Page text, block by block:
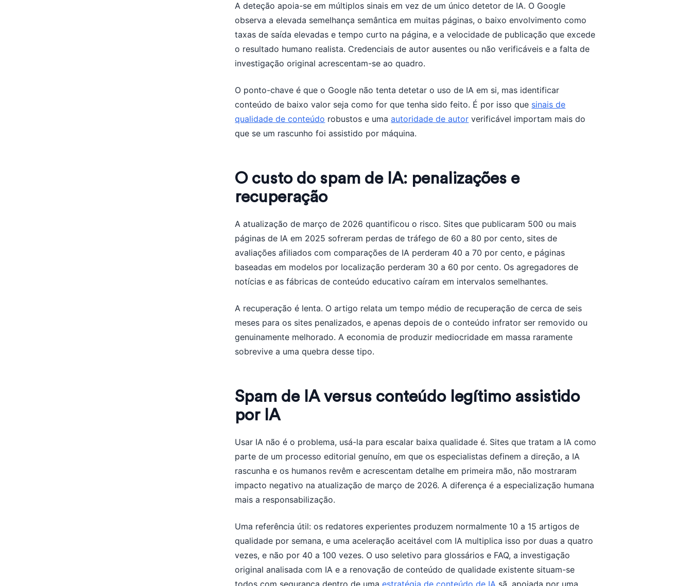
A deteção apoia-se em múltiplos sinais em vez de um único detetor de IA. O Google
observa a elevada semelhança semântica em muitas páginas, o baixo envolvimento como
taxas de saída elevadas e tempo curto na página, e a velocidade de publicação que excede
o resultado humano realista. Credenciais de autor ausentes ou não verificáveis e a falta de
investigação original acrescentam-se ao quadro.
O ponto-chave é que o Google não tenta detetar o uso de IA em si, mas identificar
conteúdo de baixo valor seja como for que tenha sido feito. É por isso que sinais de
qualidade de conteúdo robustos e umaautoridade de autor verificável importam mais do
que se um rascunho foi assistido por máquina.
O custo do spam de IA: penalizações e
recuperação
A atualização de março de 2026 quantificou o risco. Sites que publicaram 500 ou mais
páginas de IA em 2025 sofreram perdas de tráfego de 60 a 80 por cento, sites de
avaliações afiliados com comparações de IA perderam 40 a 70 por cento, e páginas
baseadas em modelos por localização perderam 30 a 60 por cento. Os agregadores de
notícias e as fábricas de conteúdo educativo caíram em intervalos semelhantes.
A recuperação é lenta. O artigo relata um tempo médio de recuperação de cerca de seis
meses para os sites penalizados, e apenas depois de o conteúdo infrator ser removido ou
genuinamente melhorado. A economia de produzir mediocridade em massa raramente
sobrevive a uma quebra desse tipo.
Spam de IA versus conteúdo legítimo assistido
por IA
Usar IA não é o problema, usá-la para escalar baixa qualidade é. Sites que tratam a IA como
parte de um processo editorial genuíno, em que os especialistas definem a direção, a IA
rascunha e os humanos revêm e acrescentam detalhe em primeira mão, não mostraram
impacto negativo na atualização de março de 2026. A diferença é a especialização humana
mais a responsabilização.
Uma referência útil: os redatores experientes produzem normalmente 10 a 15 artigos de
qualidade por semana, e uma aceleração aceitável com IA multiplica isso por duas a quatro
vezes, e não por 40 a 100 vezes. O uso seletivo para glossários e FAQ, a investigação
original analisada com IA e a renovação de conteúdo de qualidade existente situam-se
todos com segurança dentro de umaestratégia de conteúdo de IA sã, apoiada por uma